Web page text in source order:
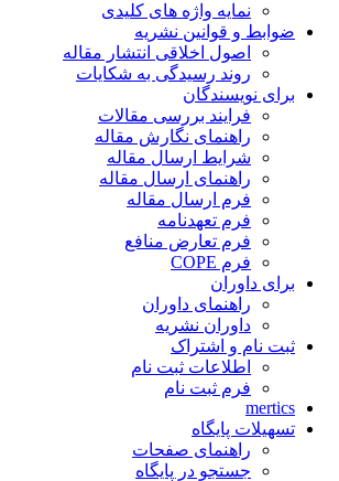
نمایه واژه های کلیدی
ضوابط و قوانین نشریه
اصول اخلاقی انتشار مقاله
روند رسیدگی به شکایات
برای نویسندگان
فرایند بررسی مقالات
راهنمای نگارش مقاله
شرایط ارسال مقاله
راهنمای ارسال مقاله
فرم ارسال مقاله
فرم تعهدنامه
فرم تعارض منافع
فرم COPE
برای داوران
راهنمای داوران
داوران نشریه
ثبت نام و اشتراک
اطلاعات ثبت نام
فرم ثبت نام
mertics
تسهیلات پایگاه
راهنمای صفحات
جستجو در پایگاه